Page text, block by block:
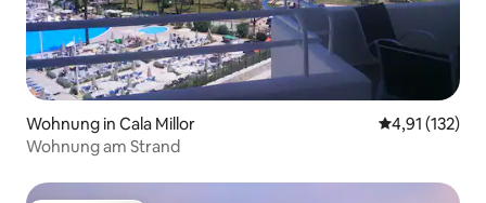
Wohnung in Cala Millor
4,91 (132)
Wohnung am Strand